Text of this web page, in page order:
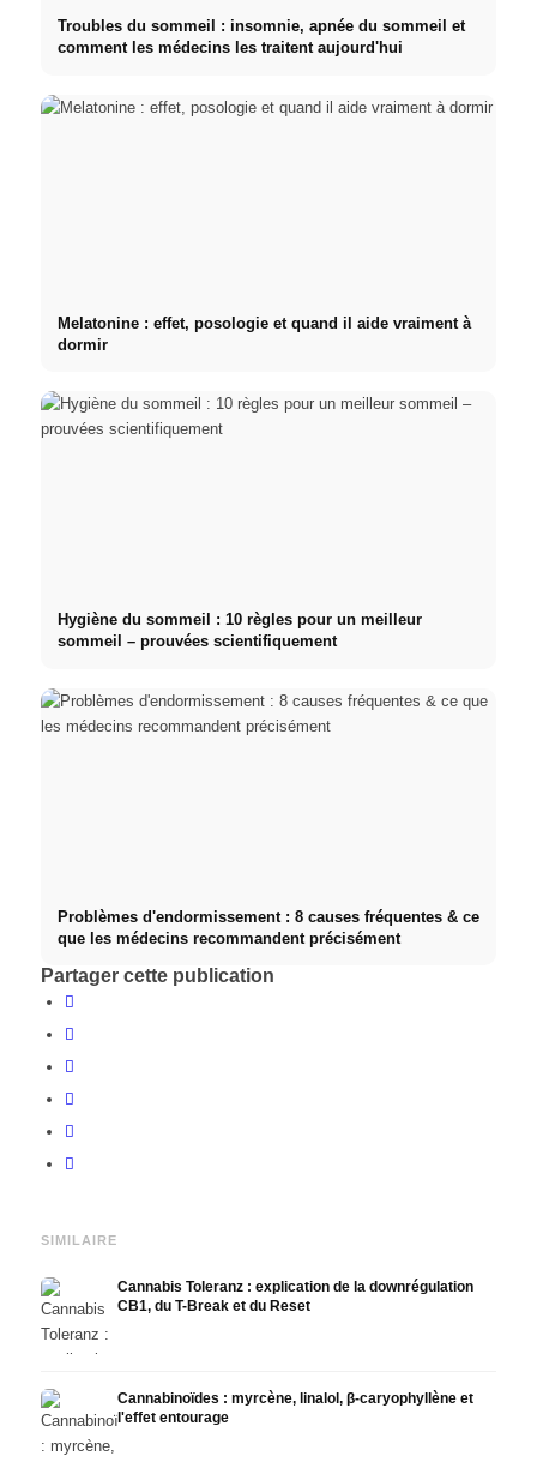
Troubles du sommeil : insomnie, apnée du sommeil et
comment les médecins les traitent aujourd'hui
Melatonine : effet, posologie et quand il aide vraiment à
dormir
Hygiène du sommeil : 10 règles pour un meilleur
sommeil – prouvées scientifiquement
Problèmes d'endormissement : 8 causes fréquentes & ce
que les médecins recommandent précisément
Partager cette publication
SIMILAIRE
Cannabis Toleranz : explication de la downrégulation
CB1, du T-Break et du Reset
Cannabinoïdes : myrcène, linalol, β-caryophyllène et
l'effet entourage